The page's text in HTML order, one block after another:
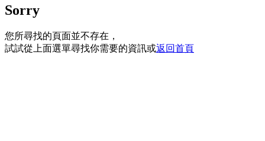
Sorry
您所尋找的頁面並不存在，
試試從上面選單尋找你需要的資訊或返回首頁